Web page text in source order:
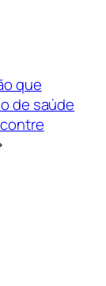
que
de saúde